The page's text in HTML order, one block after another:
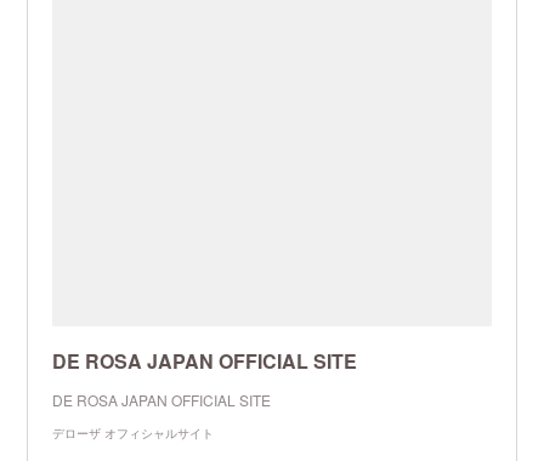
DE ROSA JAPAN OFFICIAL SITE
DE ROSA JAPAN OFFICIAL SITE
デローザ オフィシャルサイト